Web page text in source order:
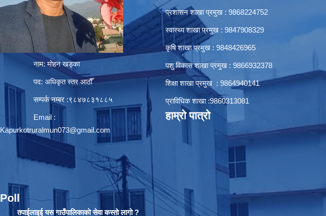
नाम: मोहन खड्का
पद: अधिकृत स्तर आठौँ
सम्पर्क नम्बर :९८४७८३१८८५
Email :
Kapurkotruralmun073@gmail.com
Poll
तपाईलाइई यस गाउँपालिकाको सेवा कस्ताे लागो ?
प्रशासन शाखा प्रमुख : 9868224752
स्वास्थ्य शाखा प्रमुख : 9847908329
कृषि शाखा प्रमुख : 9848426965
पशु विकास शाखा प्रमुख : 9866932378
शिक्षा शाखा प्रमुख : 9864940141
प्राविधिक शाखा :9860313081
हाम्रो पात्रो